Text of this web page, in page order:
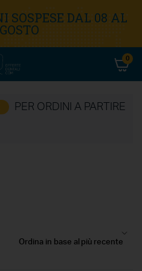
SOSPESE DAL 08 AL
0
PER ORDINI A PARTIRE